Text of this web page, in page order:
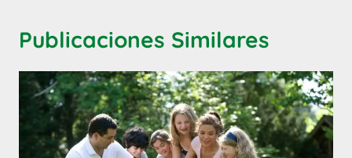
Publicaciones Similares